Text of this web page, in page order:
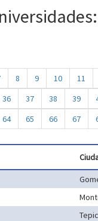
8 9 10 11
36 37 38 39
64 65 66 67
Tepic